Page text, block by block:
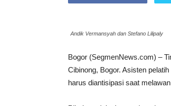
Andik Vermansyah dan Stefano Lilipaly
Bogor (SegmenNews.com) –
Cibinong, Bogor. Asisten
harus diantisipasi saat